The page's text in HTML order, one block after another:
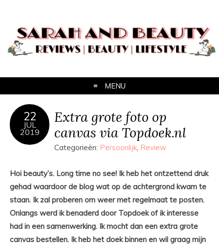
MENU
22
JUL
2019
Extra grote foto op
canvas via Topdoek.nl
Categorieën: Persoonlijk, Review
Hoi beauty’s. Long time no see! Ik heb het ontzettend druk
gehad waardoor de blog wat op de achtergrond kwam te
staan. Ik zal proberen om weer met regelmaat te posten.
Onlangs werd ik benaderd door Topdoek of ik interesse
had in een samenwerking. Ik mocht dan een extra grote
canvas bestellen. Ik heb het doek binnen en wil graag mijn